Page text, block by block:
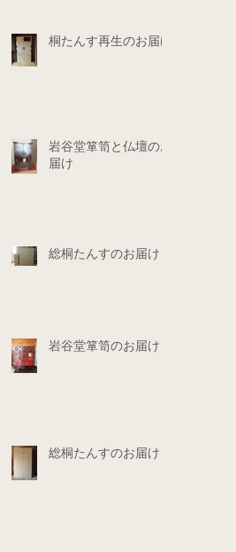
桐たんす再生のお届け
岩谷堂箪笥と仏壇のお
届け
総桐たんすのお届け
岩谷堂箪笥のお届け
総桐たんすのお届け